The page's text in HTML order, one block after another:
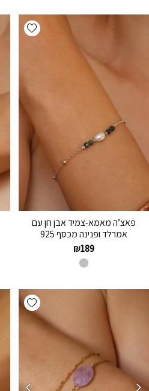
wishlist
פאצ’ה מאמא-צמיד אבן חן עם
אמרלד ופנינה מכסף 925
₪189
wishlist